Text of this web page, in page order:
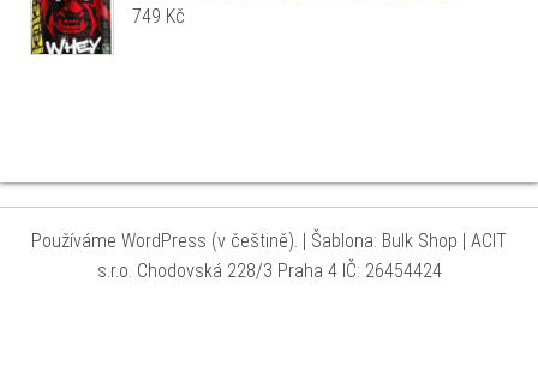
749 Kč
Používáme WordPress (v češtině). | Šablona: Bulk Shop | ACIT
s.r.o. Chodovská 228/3 Praha 4 IČ: 26454424